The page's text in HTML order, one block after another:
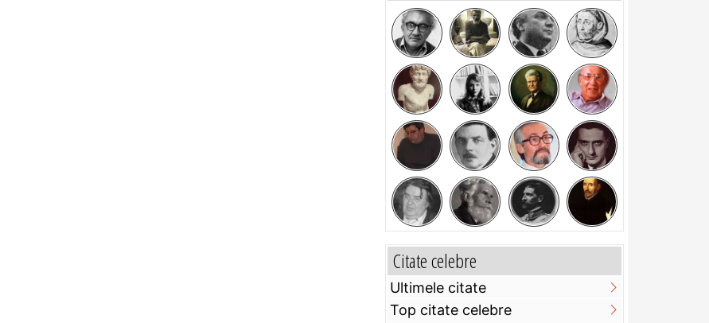
Citate celebre
Ultimele citate
Top citate celebre